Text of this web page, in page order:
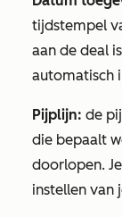
tijdstempel
aan de deal
automatisch
Pijplijn: de
die bepaalt
doorlopen.
instellen van